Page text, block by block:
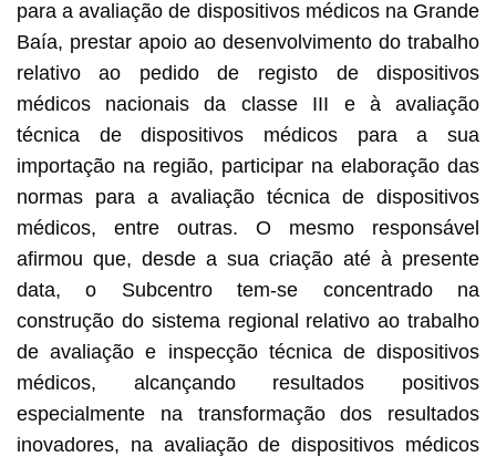
para a avaliação de dispositivos médicos na Grande
Baía, prestar apoio ao desenvolvimento do trabalho
relativo ao pedido de registo de dispositivos
médicos nacionais da classe III e à avaliação
técnica de dispositivos médicos para a sua
importação na região, participar na elaboração das
normas para a avaliação técnica de dispositivos
médicos, entre outras. O mesmo responsável
afirmou que, desde a sua criação até à presente
data, o Subcentro tem-se concentrado na
construção do sistema regional relativo ao trabalho
de avaliação e inspecção técnica de dispositivos
médicos, alcançando resultados positivos
especialmente na transformação dos resultados
inovadores, na avaliação de dispositivos médicos